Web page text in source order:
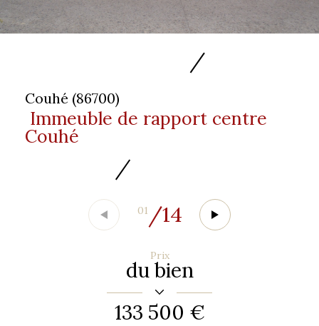
Couhé (86700)
Immeuble de rapport centre
Couhé
01 /14
Prix
du bien
133 500 €